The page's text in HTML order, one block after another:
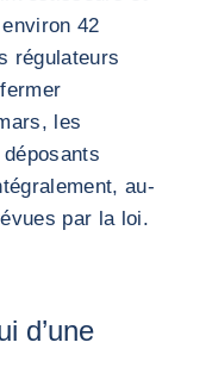
42
régulateurs
les
au-
par la loi.
d’une